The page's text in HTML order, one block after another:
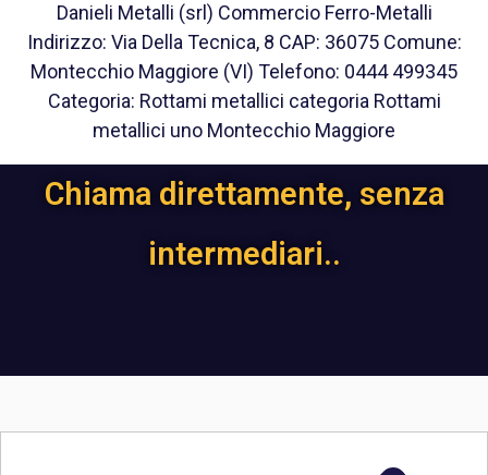
Danieli Metalli (srl) Commercio Ferro-Metalli
Indirizzo: Via Della Tecnica, 8 CAP: 36075 Comune:
Montecchio Maggiore (VI) Telefono: 0444 499345
Categoria: Rottami metallici categoria Rottami
metallici uno Montecchio Maggiore
Chiama direttamente, senza
intermediari..